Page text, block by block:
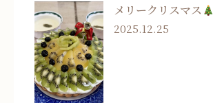
メリークリスマス
2025.12.25